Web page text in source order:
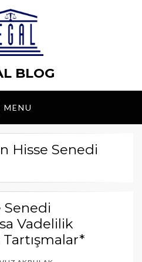
BLOG
MENU
Hisse Senedi
Senedi
Vadelilik